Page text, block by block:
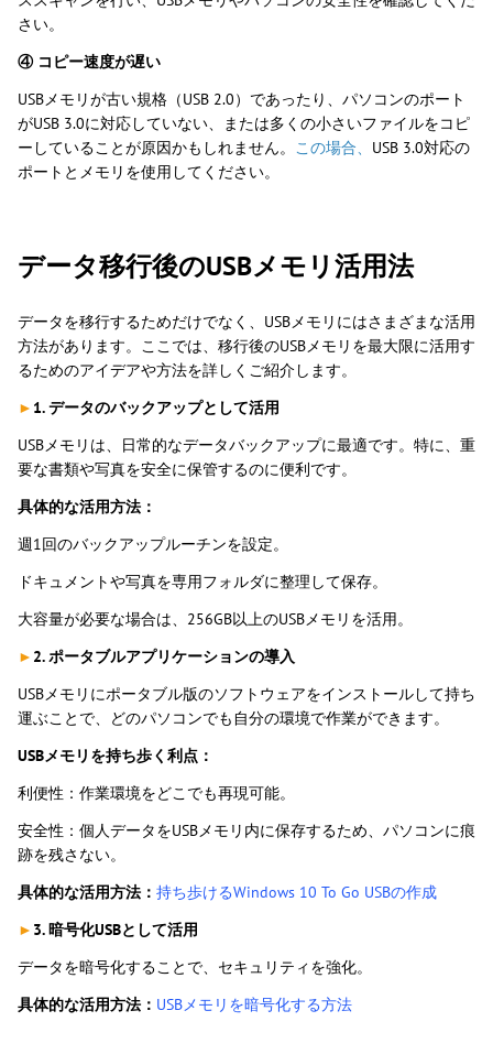
さい。
④ コピー速度が遅い
USBメモリが古い規格（USB 2.0）であったり、パソコンのポート
がUSB 3.0に対応していない、または多くの小さいファイルをコピ
ーしていることが原因かもしれません。 この場合、 USB 3.0対応の
ポートとメモリを使用してください。
データ移行後のUSBメモリ活用法
データを移行するためだけでなく、USBメモリにはさまざまな活用
方法があります。ここでは、移行後のUSBメモリを最大限に活用す
るためのアイデアや方法を詳しくご紹介します。
► 1. データのバックアップとして活用
USBメモリは、日常的なデータバックアップに最適です。特に、重
要な書類や写真を安全に保管するのに便利です。
具体的な活用方法：
週1回のバックアップルーチンを設定。
ドキュメントや写真を専用フォルダに整理して保存。
大容量が必要な場合は、256GB以上のUSBメモリを活用。
► 2. ポータブルアプリケーションの導入
USBメモリにポータブル版のソフトウェアをインストールして持ち
運ぶことで、どのパソコンでも自分の環境で作業ができます。
USBメモリを持ち歩く利点：
利便性：作業環境をどこでも再現可能。
安全性：個人データをUSBメモリ内に保存するため、パソコンに痕
跡を残さない。
具体的な活用方法： 持ち歩けるWindows 10 To Go USBの作成
► 3. 暗号化USBとして活用
データを暗号化することで、セキュリティを強化。
具体的な活用方法： USBメモリを暗号化する方法